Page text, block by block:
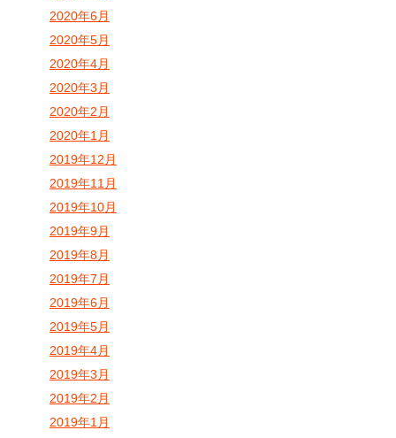
2020年6月
2020年5月
2020年4月
2020年3月
2020年2月
2020年1月
2019年12月
2019年11月
2019年10月
2019年9月
2019年8月
2019年7月
2019年6月
2019年5月
2019年4月
2019年3月
2019年2月
2019年1月